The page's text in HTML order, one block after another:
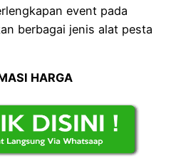
event pada
berbagai jenis alat pesta
HARGA